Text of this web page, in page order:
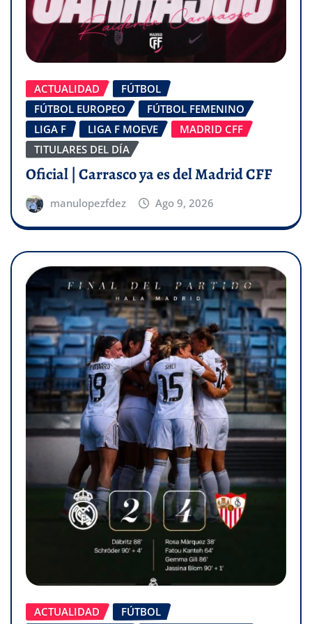
ACTUALIDAD
FÚTBOL
FÚTBOL EUROPEO
FÚTBOL FEMENINO
LIGA F
LIGA F MOEVE
MADRID CFF
TITULARES DEL DÍA
Oficial | Carrasco ya es del Madrid CFF
manulopezfdez Ago 9, 2026
ACTUALIDAD
FÚTBOL